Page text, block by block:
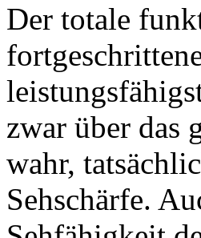
Der totale
zwar über das
wahr,
Sehschärfe.